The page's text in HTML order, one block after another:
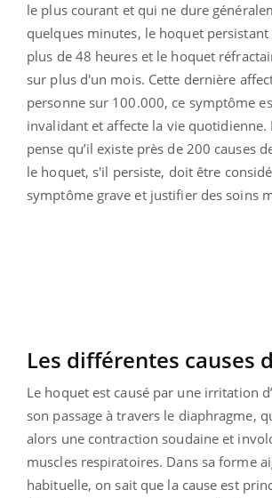
le plus courant et qui ne dure
quelques minutes, le hoquet
plus de 48 heures et le hoquet
sur plus d'un mois. Cette dernière
personne sur 100.000, ce symptôme
invalidant et affecte la vie quotidienne.
pense qu’il existe près de 200 causes
le hoquet, s'il persiste, doit être
symptôme grave et justifier des soins
Les différentes causes
Le hoquet est causé par une irritation
son passage à travers le diaphragme,
alors une contraction soudaine et
muscles respiratoires. Dans sa forme
habituelle, on sait que la cause est